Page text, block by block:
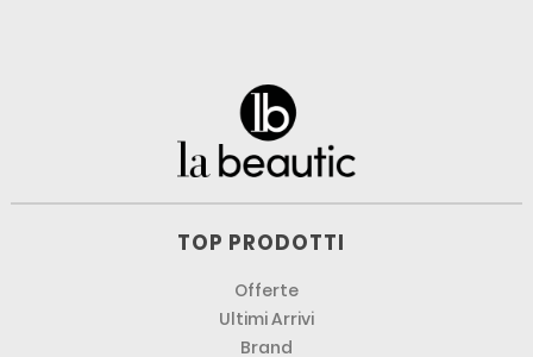
TOP PRODOTTI
Offerte
Ultimi Arrivi
Brand